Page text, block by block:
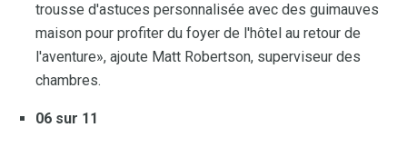
trousse d'astuces personnalisée avec des guimauves
maison pour profiter du foyer de l'hôtel au retour de
l'aventure», ajoute Matt Robertson, superviseur des
chambres.
06 sur 11